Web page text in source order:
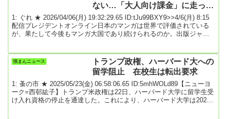
ない…「大人向け課金」に走った
日本のマンガ界の歪さを示すデー
タ
1: ぐれ ★ 2026/04/06(月) 19:32:29.65 ID:tJu99BXY9>>4/6(月) 8:15
配信プレジデントオンライン日本のマンガは世界で評価されている
が、果たして今後もマンガ大国であり続けられるのか。出版ジャー
るのではないか」という――。■「子ども・若者のマンガ離れ」は静
かに進行マンガの市場規模は2020年代にはコミックスとマンガ雑
憤まんニュース
トランプ政権、ハーバード大への
留学阻止 在校生は転出要求
1: 蚤の市 ★ 2025/05/23(金) 06:58:06.65 ID:5mhWOLd89【ニューヨ
ーク=西邨紘子】トランプ米政権は22日、ハーバード大学に留学生受
け入れ資格の停止を通達した。これにより、ハーバード大学は2025